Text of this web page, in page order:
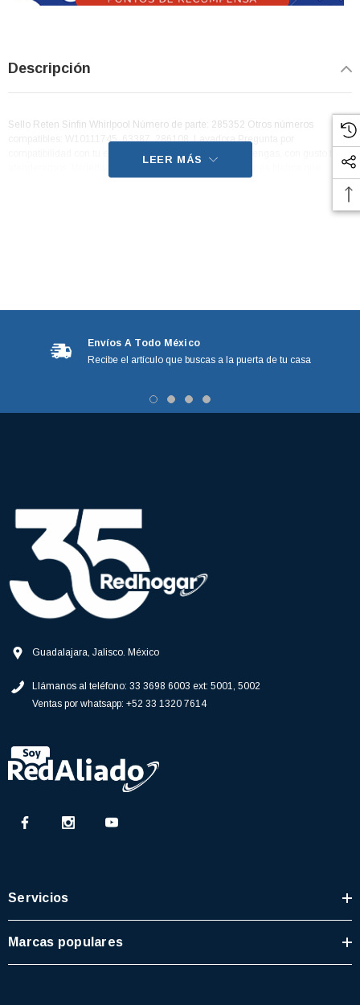
Descripción
Sello Reten Sinfin Whirlpool Número de parte: 285352 Otros números
compatibles: W10111745, 63387, 286108. Lavadora Pregunta por
compatibilidad con tu equipo o cualquier otra duda que tengas, con gusto te
LEER MÁS
Envíos A Todo México
Recibe el artículo que buscas a la puerta de tu casa
Guadalajara, Jalisco. México
Llámanos al teléfono: 33 3698 6003 ext: 5001, 5002
Ventas por whatsapp: +52 33 1320 7614
Servicios
Marcas populares